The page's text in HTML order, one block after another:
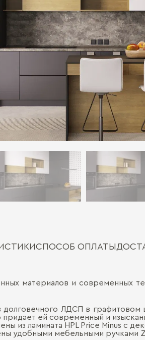
СПОСОБ ОПЛАТЫ
материалов и современных
долговечного ЛДСП в
придает ей современный и
из ламината НPL Price Minus с
удобными мебельными ручками